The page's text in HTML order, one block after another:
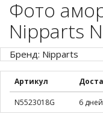
Фото
Nipparts
Бренд: Nipparts
Артикул
N5523018G 6 дней